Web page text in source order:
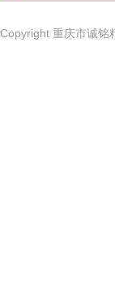
Copyright 重庆市诚铭